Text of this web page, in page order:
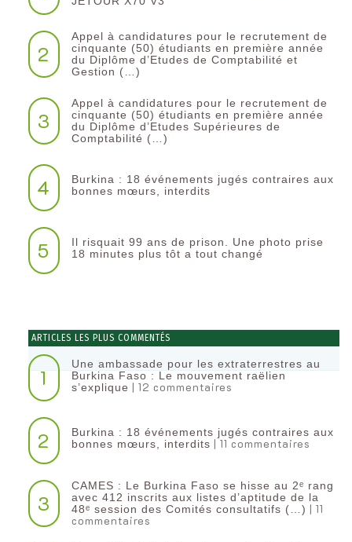
2
Appel à candidatures pour le recrutement de
cinquante (50) étudiants en première année
du Diplôme d’Etudes de Comptabilité et
Gestion (…)
3
Appel à candidatures pour le recrutement de
cinquante (50) étudiants en première année
du Diplôme d’Etudes Supérieures de
Comptabilité (…)
4
Burkina : 18 événements jugés contraires aux
bonnes mœurs, interdits
5
Il risquait 99 ans de prison. Une photo prise
18 minutes plus tôt a tout changé
ARTICLES LES PLUS COMMENTÉS
1
Une ambassade pour les extraterrestres au
Burkina Faso : Le mouvement raëlien
s’explique | 12 commentaires
2
Burkina : 18 événements jugés contraires aux
bonnes mœurs, interdits | 11 commentaires
3
CAMES : Le Burkina Faso se hisse au 2ᵉ rang
avec 412 inscrits aux listes d’aptitude de la
48ᵉ session des Comités consultatifs (…) | 11
commentaires